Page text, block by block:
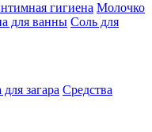
гигиена Молочко
для ванны Соль для
загара Средства